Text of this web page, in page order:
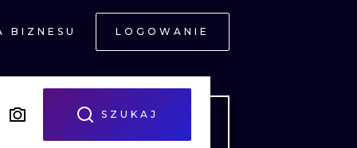
BIZNESU LOGOWANIE
SZUKAJ